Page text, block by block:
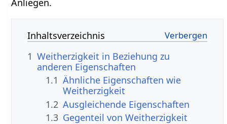
Anliegen.
Inhaltsverzeichnis
1 Weitherzigkeit in Beziehung zu
anderen Eigenschaften
1.1 Ähnliche Eigenschaften wie
Weitherzigkeit
1.2 Ausgleichende Eigenschaften
1.3 Gegenteil von Weitherzigkeit